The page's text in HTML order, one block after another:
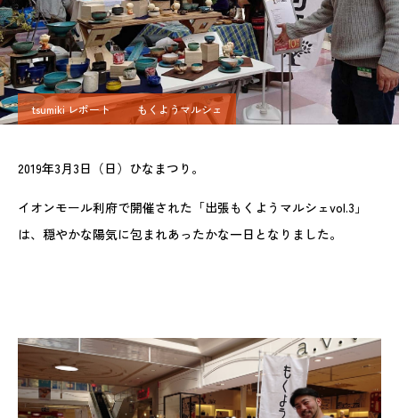
tsumiki レポート もくようマルシェ
2019年3月3日（日）ひなまつり。
イオンモール利府で開催された「出張もくようマルシェvol.3」
は、穏やかな陽気に包まれあったかな一日となりました。